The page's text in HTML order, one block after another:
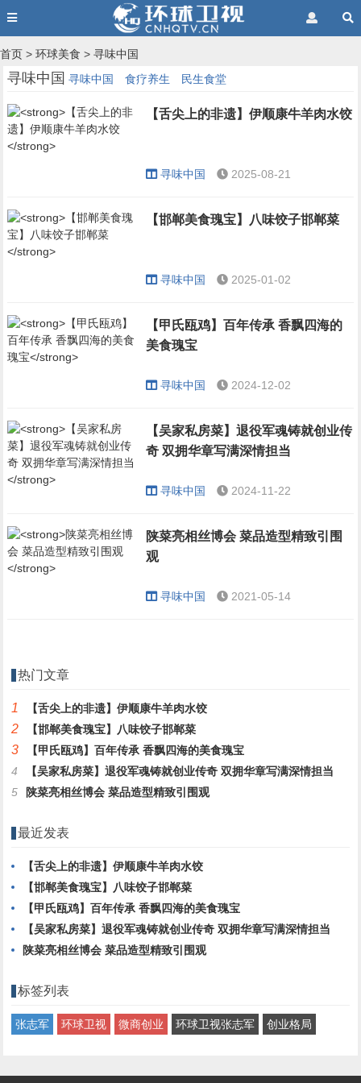
首页 > 环球美食 > 寻味中国
寻味中国 寻味中国 食疗养生 民生食堂
【舌尖上的非遗】伊顺康牛羊肉水饺
寻味中国 2025-08-21
【邯郸美食瑰宝】八味饺子邯郸菜
寻味中国 2025-01-02
【甲氏瓯鸡】百年传承 香飘四海的
美食瑰宝
寻味中国 2024-12-02
【吴家私房菜】退役军魂铸就创业传
奇 双拥华章写满深情担当
寻味中国 2024-11-22
陕菜亮相丝博会 菜品造型精致引围
观
寻味中国 2021-05-14
热门文章
1 【舌尖上的非遗】伊顺康牛羊肉水饺
2 【邯郸美食瑰宝】八味饺子邯郸菜
3
【甲氏瓯鸡】百年传承 香飘四海的美食瑰宝
4
【吴家私房菜】退役军魂铸就创业传奇 双拥华章写满深情担当
5
陕菜亮相丝博会 菜品造型精致引围观
最近发表
【舌尖上的非遗】伊顺康牛羊肉水饺
【邯郸美食瑰宝】八味饺子邯郸菜
【甲氏瓯鸡】百年传承 香飘四海的美食瑰宝
【吴家私房菜】退役军魂铸就创业传奇 双拥华章写满深情担当
陕菜亮相丝博会 菜品造型精致引围观
标签列表
张志军 环球卫视 微商创业 环球卫视张志军 创业格局